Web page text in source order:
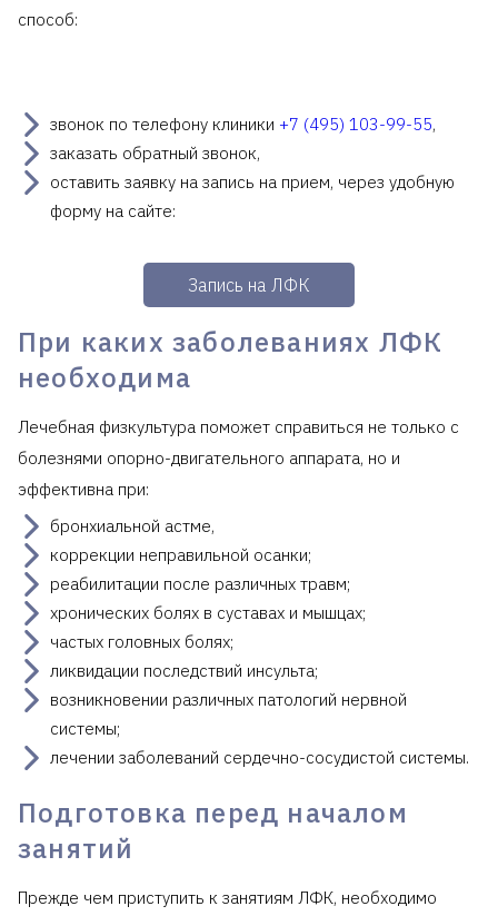
способ:
звонок по телефону клиники +7 (495) 103-99-55,
заказать обратный звонок,
оставить заявку на запись на прием, через удобную
форму на сайте:
Запись на ЛФК
При каких заболеваниях ЛФК
необходима
Лечебная физкультура поможет справиться не только с
болезнями опорно-двигательного аппарата, но и
эффективна при:
бронхиальной астме,
коррекции неправильной осанки;
реабилитации после различных травм;
хронических болях в суставах и мышцах;
частых головных болях;
ликвидации последствий инсульта;
возникновении различных патологий нервной
системы;
лечении заболеваний сердечно-сосудистой системы.
Подготовка перед началом
занятий
Прежде чем приступить к занятиям ЛФК, необходимо